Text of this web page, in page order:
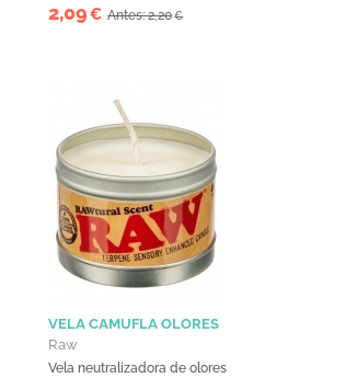
2,09€ Antes: 2,20€
VELA CAMUFLA OLORES
Raw
Vela neutralizadora de olores